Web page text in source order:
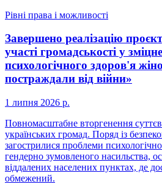
Рівні права і можливості
Завершено реалізацію
участі громадськості у
психологічного здоров'я
постраждали від війни»
1 липня 2026 р.
Повномасштабне вторгенення
українських громад. Поряд із
загострилися проблеми
гендерно зумовленого насильства,
віддалених населених пунктах, де
обмежений.